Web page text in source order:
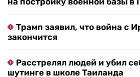
Трамп заявил, что война с
закончится
Расстрелял людей и убил
шутинге в школе Таиланда